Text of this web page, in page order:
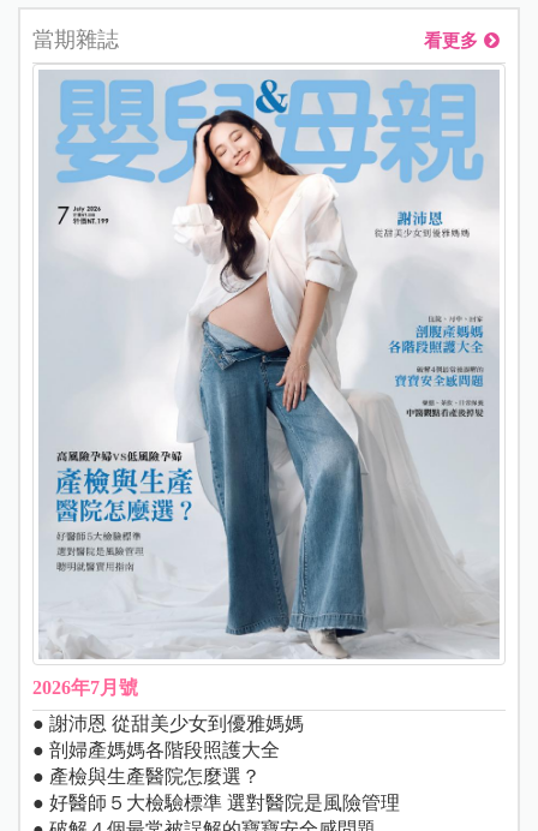
當期雜誌 看更多
2026年7月號
● 謝沛恩 從甜美少女到優雅媽媽
● 剖婦產媽媽各階段照護大全
● 產檢與生產醫院怎麼選？
● 好醫師５大檢驗標準 選對醫院是風險管理